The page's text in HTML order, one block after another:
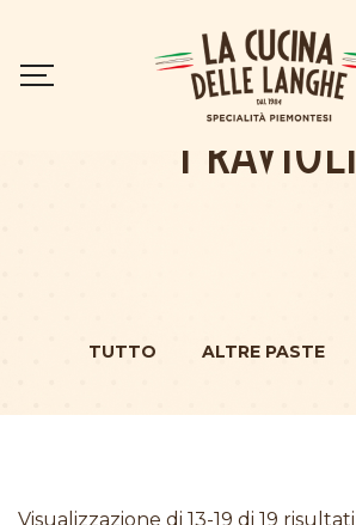
I RAVIOLI
TUTTO ALTRE PASTE
Visualizzazione di 13-19 di 19 risultati